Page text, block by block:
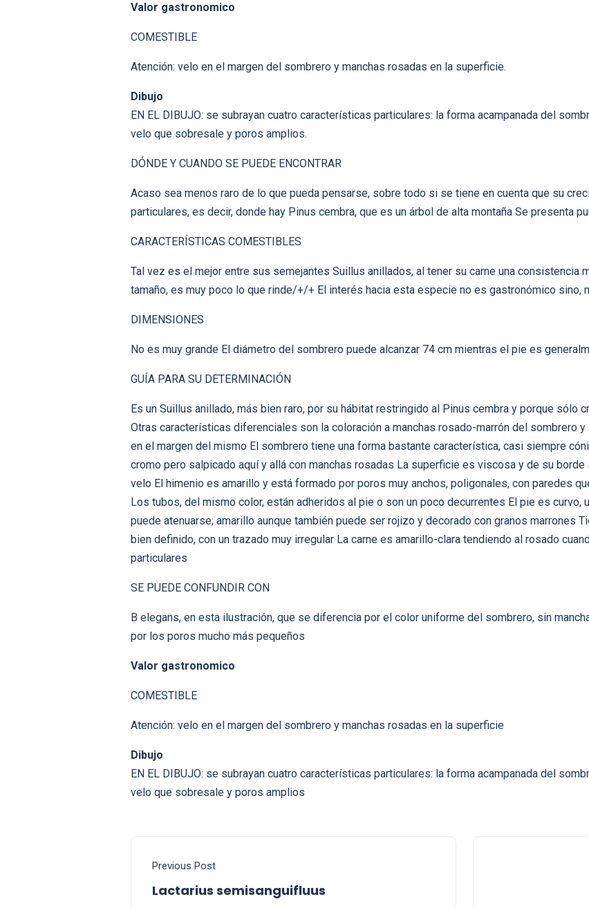
Valor gastronomico
COMESTIBLE
Atención: velo en el margen del sombrero y manchas rosadas en la superficie.
Dibujo
EN EL DIBUJO: se subrayan cuatro características particulares: la forma acampanada del
velo que sobresale y poros amplios.
DÓNDE Y CUANDO SE PUEDE ENCONTRAR
Acaso sea menos raro de lo que pueda pensarse, sobre todo si se tiene en cuenta que su
particulares, es decir, donde hay Pinus cembra, que es un árbol de alta montaña Se presenta
CARACTERÍSTICAS COMESTIBLES
Tal vez es el mejor entre sus semejantes Suillus anillados, al tener su carne una consistencia
tamaño, es muy poco lo que rinde/+/+ El interés hacia esta especie no es gastronómico sino,
DIMENSIONES
No es muy grande El diámetro del sombrero puede alcanzar 74 cm mientras el pie es
GUÍA PARA SU DETERMINACIÓN
Es un Suillus anillado, más bien raro, por su hábitat restringido al Pinus cembra y porque sólo
Otras características diferenciales son la coloración a manchas rosado-marrón del sombrero
en el margen del mismo El sombrero tiene una forma bastante característica, casi siempre
cromo pero salpicado aquí y allá con manchas rosadas La superficie es viscosa y de su
velo El himenio es amarillo y está formado por poros muy anchos, poligonales, con paredes
Los tubos, del mismo color, están adheridos al pie o son un poco decurrentes El pie es curvo,
puede atenuarse; amarillo aunque también puede ser rojizo y decorado con granos marrones
bien definido, con un trazado muy irregular La carne es amarillo-clara tendiendo al rosado
particulares
SE PUEDE CONFUNDIR CON
B elegans, en esta ilustración, que se diferencia por el color uniforme del sombrero, sin
por los poros mucho más pequeños
Valor gastronomico
COMESTIBLE
Atención: velo en el margen del sombrero y manchas rosadas en la superficie
Dibujo
EN EL DIBUJO: se subrayan cuatro características particulares: la forma acampanada del
velo que sobresale y poros amplios
Previous Post
Lactarius semisanguifluus